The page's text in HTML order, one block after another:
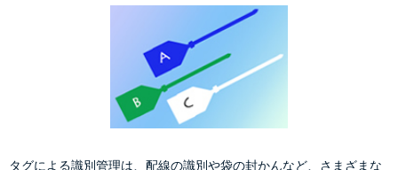
タグによる識別管理は、配線の識別や袋の封かんなど、さまざまな